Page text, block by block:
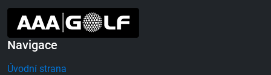
Navigace
Úvodní strana